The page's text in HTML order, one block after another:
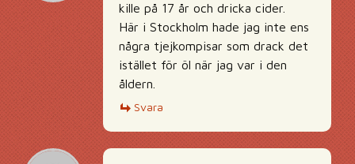
kille på 17 år och dricka cider.
Här i Stockholm hade jag inte ens
några tjejkompisar som drack det
istället för öl när jag var i den
åldern.
Svara